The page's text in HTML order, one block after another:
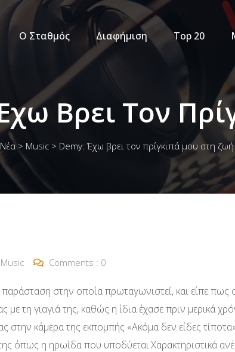
Ο Σταθμός Διαφήμιση Top 20
Βρει Τον
> Music > Demy: Έχω βρει τον πρίγκιπά μου στη ζωή
Music Comments : 0
στην οποία πρωταγωνιστεί, και είπε πως
τη γιαγιά της, καθώς η ίδια έχασε πριν μερικά
στην κάμερα της εκπομπής «Ακόμα δεν είδες
όπως η ηρωίδα που υποδύεται.Χαρακτηριστικά